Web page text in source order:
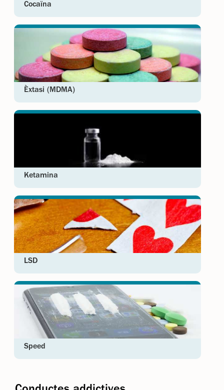
Cocaïna
Èxtasi (MDMA)
Ketamina
LSD
Speed